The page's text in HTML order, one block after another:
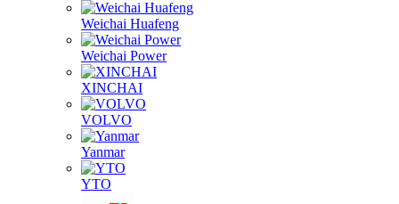
Weichai Huafeng
Weichai Power
XINCHAI
VOLVO
Yanmar
YTO